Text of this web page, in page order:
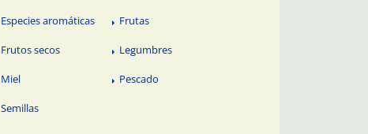
Especies aromáticas Frutas
Frutos secos Legumbres
Miel Pescado
Semillas